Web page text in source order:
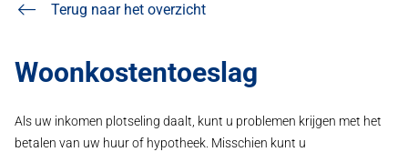
Terug naar het overzicht
Woonkostentoeslag
Als uw inkomen plotseling daalt, kunt u problemen krijgen met het
betalen van uw huur of hypotheek. Misschien kunt u